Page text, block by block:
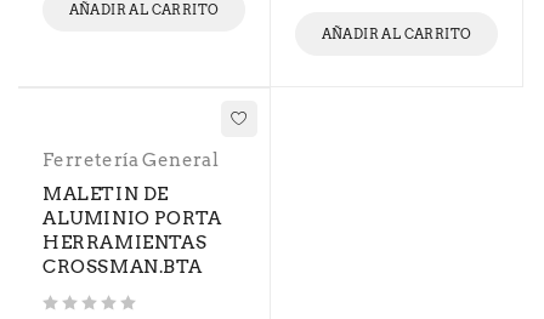
AÑADIR AL CARRITO
AÑADIR AL CARRITO
Ferretería General
MALETIN DE
ALUMINIO PORTA
HERRAMIENTAS
CROSSMAN.BTA